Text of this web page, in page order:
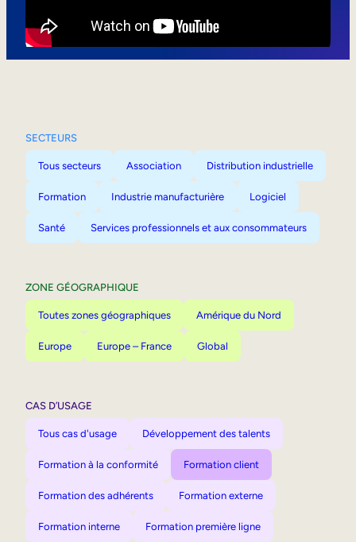
SECTEURS
Tous secteurs Association Distribution industrielle
Formation Industrie manufacturière Logiciel
Santé Services professionnels et aux consommateurs
ZONE GÉOGRAPHIQUE
Toutes zones géographiques Amérique du Nord
Europe Europe – France Global
CAS D’USAGE
Tous cas d'usage Développement des talents
Formation à la conformité Formation client
Formation des adhérents Formation externe
Formation interne Formation première ligne